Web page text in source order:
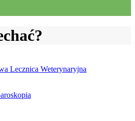
Lecznica Weterynaryjna